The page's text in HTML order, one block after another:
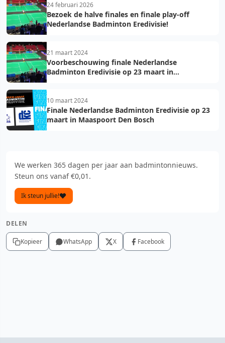
24 februari 2026
Bezoek de halve finales en finale play-off
Nederlandse Badminton Eredivisie!
21 maart 2024
Voorbeschouwing finale Nederlandse
Badminton Eredivisie op 23 maart in
10 maart 2024
Finale Nederlandse Badminton Eredivisie op 23
maart in Maaspoort Den Bosch
We werken 365 dagen per jaar aan badmintonnieuws.
Steun ons vanaf €0,01.
Ik steun jullie!
DELEN
Kopieer WhatsApp X Facebook